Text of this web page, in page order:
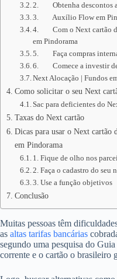
2. Obtenha descontos
3. Auxílio Flow em
4. Com o Next cartão de
em Pindorama
5. Faça compras
6. Comece a investir de
Next Alocação | Fundos
Como solicitar o seu Next
Sac para deficientes do
Taxas do Next cartão
Dicas para usar o Next cartão
em Pindorama
1. Fique de olho nos
2. Faça o cadastro do seu
3. Use a função objetivos
Conclusão
Muitas pessoas têm
as altas tarifas bancárias
segundo uma pesquisa do
corrente e o cartão o brasileiro